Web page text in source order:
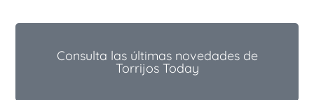
Consulta las últimas novedades de
Torrijos Today